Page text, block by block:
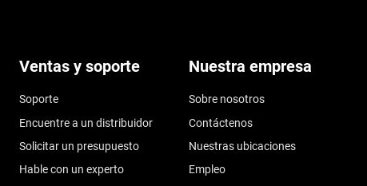
Ventas y soporte
Soporte
Encuentre a un distribuidor
Solicitar un presupuesto
Hable con un experto
Nuestra empresa
Sobre nosotros
Contáctenos
Nuestras ubicaciones
Empleo